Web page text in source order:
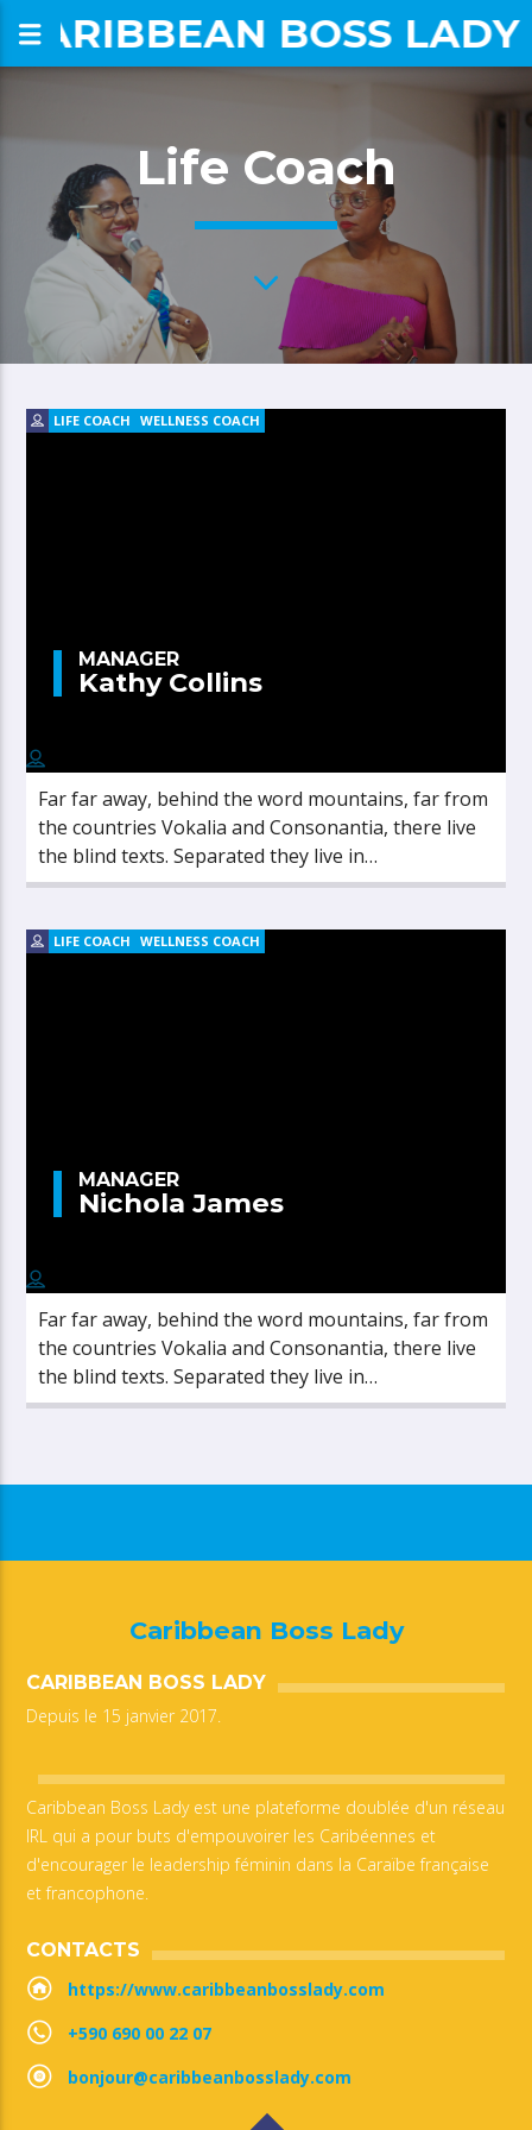
CARIBBEAN BOSS LADY
Life Coach
LIFE COACH WELLNESS COACH
MANAGER
Kathy Collins
Far far away, behind the word mountains, far from
the countries Vokalia and Consonantia, there live
the blind texts. Separated they live in
Bookmarksgrove right at the coast of the
LIFE COACH WELLNESS COACH
MANAGER
Nichola James
Far far away, behind the word mountains, far from
the countries Vokalia and Consonantia, there live
the blind texts. Separated they live in
Bookmarksgrove right at the coast of the
Caribbean Boss Lady
CARIBBEAN BOSS LADY
Depuis le 15 janvier 2017.
Caribbean Boss Lady est une plateforme doublée d'un réseau
IRL qui a pour buts d'empouvoirer les Caribéennes et
d'encourager le leadership féminin dans la Caraïbe française
et francophone.
CONTACTS
https://www.caribbeanbosslady.com
+590 690 00 22 07
bonjour@caribbeanbosslady.com